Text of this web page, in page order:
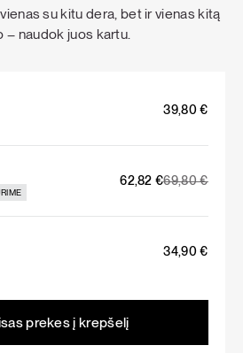
su kitu dera, bet ir vienas kitą
– naudok juos kartu.
39,80€
69,80€
Original
was:
62,82€
Current
is:
34,90€
prekes į krepšelį